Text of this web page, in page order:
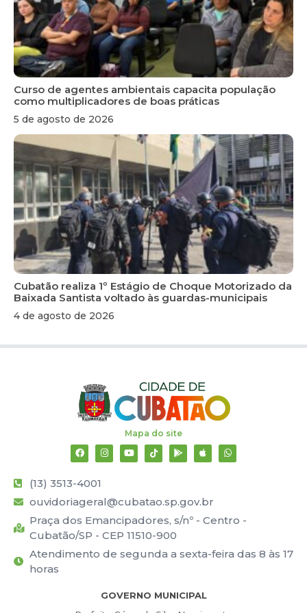
Curso de agentes ambientais capacita população
como multiplicadores de boas práticas
5 de agosto de 2026
Cubatão realiza 1º Estágio de Choque Motorizado da
Baixada Santista voltado às guardas-municipais
4 de agosto de 2026
Mapa do site
(13) 3513-4001
ouvidoriageral@cubatao.sp.gov.br
Praça dos Emancipadores, s/nº - Centro -
Cubatão/SP - CEP 11510-900
Atendimento de segunda a sexta-feira das 8 às 17
horas
GOVERNO MUNICIPAL